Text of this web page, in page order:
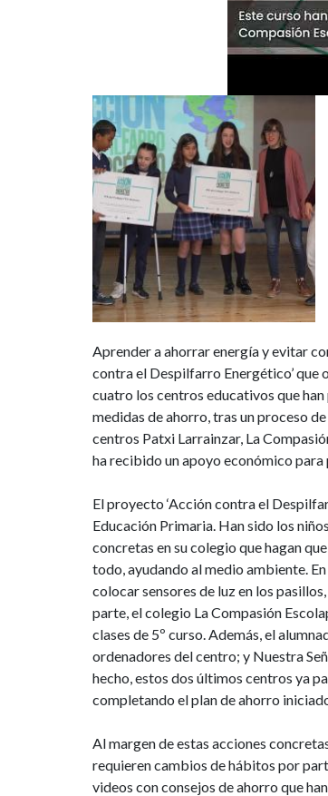
con
el
programa
‘Acción
contra
el
Despilfarro
Energético’
Image
Aprender a ahorrar energía y evitar
contra el Despilfarro Energético’ que
cuatro los centros educativos que
medidas de ahorro, tras un proceso
centros Patxi Larrainzar, La
ha recibido un apoyo económico para
El proyecto ‘Acción contra el
Educación Primaria. Han sido los
concretas en su colegio que hagan
todo, ayudando al medio ambiente.
colocar sensores de luz en los
parte, el colegio La Compasión
clases de 5º curso. Además, el
ordenadores del centro; y Nuestra
hecho, estos dos últimos centros ya
completando el plan de ahorro
Al margen de estas acciones
requieren cambios de hábitos por
videos con consejos de ahorro que